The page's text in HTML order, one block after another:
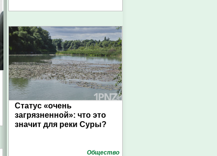
Статус «очень
загрязненной»: что это
значит для реки Суры?
Общество